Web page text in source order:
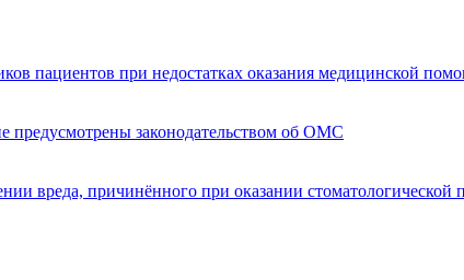
пациентов при недостатках оказания медицинской
предусмотрены законодательством об ОМС
вреда, причинённого при оказании стоматологической